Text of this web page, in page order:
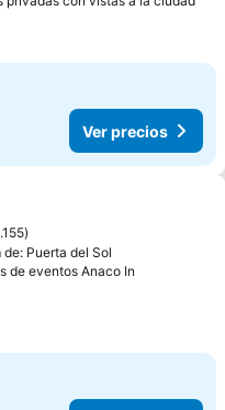
Ver precios
a favoritos
Puerta del Sol
de eventos Anaco In